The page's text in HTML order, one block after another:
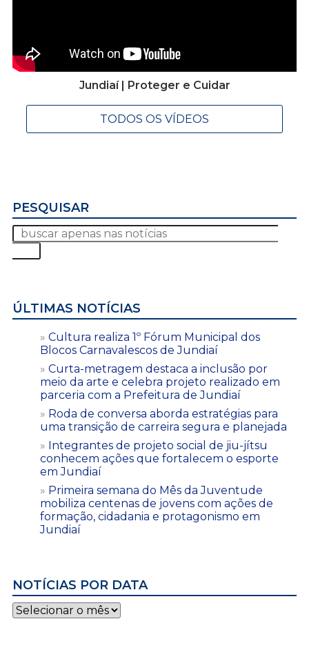
Jundiaí | Proteger e Cuidar
TODOS OS VÍDEOS
PESQUISAR
ÚLTIMAS NOTÍCIAS
Cultura realiza 1º Fórum Municipal dos
Blocos Carnavalescos de Jundiaí
Curta-metragem destaca a inclusão por
meio da arte e celebra projeto realizado em
parceria com a Prefeitura de Jundiaí
Roda de conversa aborda estratégias para
uma transição de carreira segura e planejada
Integrantes de projeto social de jiu-jítsu
conhecem ações que fortalecem o esporte
em Jundiaí
Primeira semana do Mês da Juventude
mobiliza centenas de jovens com ações de
formação, cidadania e protagonismo em
Jundiaí
NOTÍCIAS POR DATA
Notícias
por